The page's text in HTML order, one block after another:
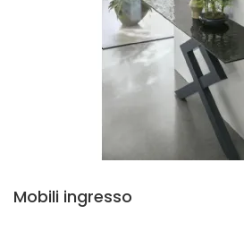
Mobili ingresso